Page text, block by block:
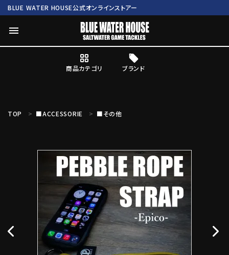
BLUE WATER HOUSE公式オンラインストアー
menu
商品カテゴリ ブランド
ROD
商品カテゴリ
TOP ■ACCESSORIE ■その他